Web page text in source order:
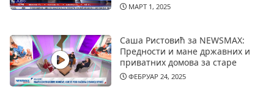
МАРТ 1, 2025
Саша Ристовић за NEWSMAX:
Предности и мане државних и
приватних домова за старе
ФЕБРУАР 24, 2025